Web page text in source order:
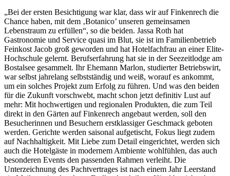
„Bei der ersten Besichtigung war klar, dass wir auf Finkenrech die
Chance haben, mit dem ‚Botanico’ unseren gemeinsamen
Lebenstraum zu erfüllen“, so die beiden. Jassa Roth hat
Gastronomie und Service quasi im Blut, sie ist im Familienbetrieb
Feinkost Jacob groß geworden und hat Hotelfachfrau an einer Elite-
Hochschule gelernt. Berufserfahrung hat sie in der Seezeitlodge am
Bostalsee gesammelt. Ihr Ehemann Marlon, studierter Betriebswirt,
war selbst jahrelang selbstständig und weiß, worauf es ankommt,
um ein solches Projekt zum Erfolg zu führen. Und was den beiden
für die Zukunft vorschwebt, macht schon jetzt definitiv Lust auf
mehr: Mit hochwertigen und regionalen Produkten, die zum Teil
direkt in den Gärten auf Finkenrech angebaut werden, soll den
Besucherinnen und Besuchern erstklassiger Geschmack geboten
werden. Gerichte werden saisonal aufgetischt, Fokus liegt zudem
auf Nachhaltigkeit. Mit Liebe zum Detail eingerichtet, werden sich
auch die Hotelgäste in modernem Ambiente wohlfühlen, das auch
besonderen Events den passenden Rahmen verleiht. Die
Unterzeichnung des Pachtvertrages ist nach einem Jahr Leerstand